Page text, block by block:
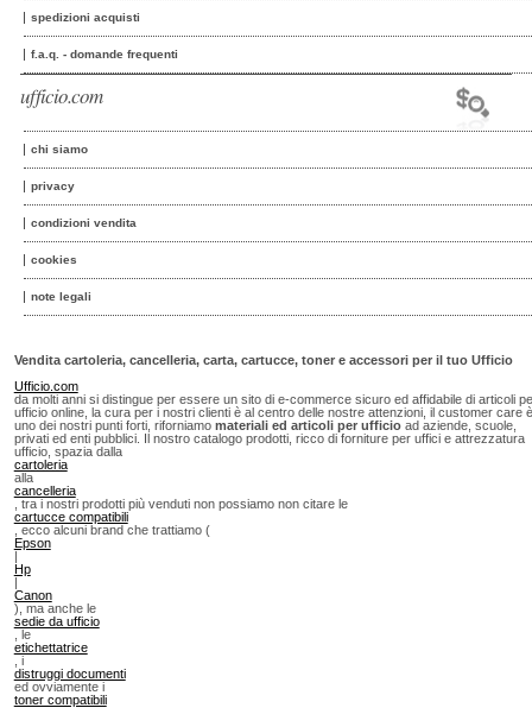
spedizioni acquisti
f.a.q. - domande frequenti
ufficio.com
chi siamo
privacy
condizioni vendita
cookies
note legali
Vendita cartoleria, cancelleria, carta, cartucce, toner e accessori per il tuo Ufficio
Ufficio.com
da molti anni si distingue per essere un sito di e-commerce sicuro ed affidabile di articoli
ufficio online, la cura per i nostri clienti è al centro delle nostre attenzioni, il customer care è
uno dei nostri punti forti, riforniamo materiali ed articoli per ufficioad aziende, scuole,
privati ed enti pubblici. Il nostro catalogo prodotti, ricco di forniture per uffici e attrezzatura
ufficio, spazia dalla
cartoleria
alla
cancelleria
, tra i nostri prodotti più venduti non possiamo non citare le
cartucce compatibili
, ecco alcuni brand che trattiamo (
Epson
|
Hp
|
Canon
), ma anche le
sedie da ufficio
, le
etichettatrice
, i
distruggi documenti
ed ovviamente i
toner compatibili